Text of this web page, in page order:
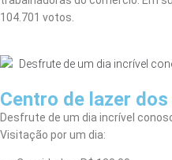
104.701 votos.
Centro de lazer
Desfrute de um dia incrível
Visitação por um dia: